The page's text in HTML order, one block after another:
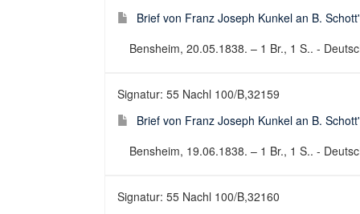
Brief von Franz Joseph Kunkel an B.
Bensheim, 20.05.1838. – 1 Br., 1 S.. -
Signatur: 55 Nachl 100/B,32159
Brief von Franz Joseph Kunkel an B.
Bensheim, 19.06.1838. – 1 Br., 1 S.. -
Signatur: 55 Nachl 100/B,32160